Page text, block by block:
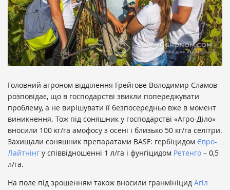
Головний агроном відділення Грейгове Володимир Єламов
розповідає, що в господарстві звикли попереджувати
проблему, а не вирішувати її безпосередньо вже в момент
виникнення. Тож під соняшник у господарстві «Агро-Діло»
вносили 100 кг/га амофосу з осені і близько 50 кг/га селітри.
Захищали соняшник препаратами BASF: гербіцидом Євро-
Лайтнінг у співвідношенні 1 л/га і фунгіцидом Ретенго – 0,5
л/га.
На поле під зрошенням також вносили гранмініцид Агіл